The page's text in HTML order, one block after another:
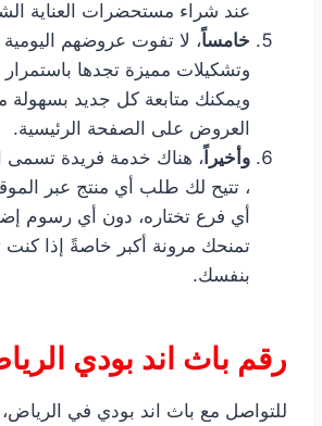
عند شراء مستحضرات العناية
خامساً، لا تفوت عروضهم
وتشكيلات مميزة تجدها
ويمكنك متابعة كل جديد
العروض على الصفحة الرئيسية.
وأخيراً ، هناك خدمة فريدة تسمى
، تتيح لك طلب أي منتج عبر
أي فرع تختاره، دون أي رسوم
تمنحك مرونة أكبر خاصةً إذا كنت
بنفسك.
رقم باث اند بودي
للتواصل مع باث اند بودي في